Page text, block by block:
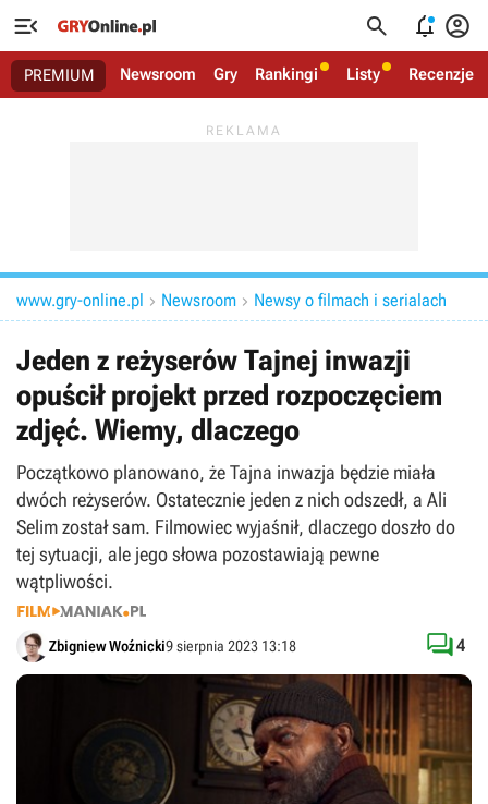
   
PREMIUM Newsroom Gry Rankingi Listy Recenzje
www.gry-online.pl  Newsroom  Newsy o filmach i serialach
Jeden z reżyserów Tajnej inwazji
opuścił projekt przed rozpoczęciem
zdjęć. Wiemy, dlaczego
Początkowo planowano, że Tajna inwazja będzie miała
dwóch reżyserów. Ostatecznie jeden z nich odszedł, a Ali
Selim został sam. Filmowiec wyjaśnił, dlaczego doszło do
tej sytuacji, ale jego słowa pozostawiają pewne
wątpliwości.
Zbigniew Woźnicki9 sierpnia 2023 13:18 4